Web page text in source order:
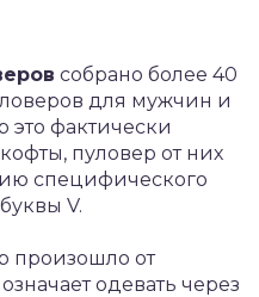
собрано более 40
для мужчин и
фактически
пуловер от них
специфического
V.
произошло от
одевать через